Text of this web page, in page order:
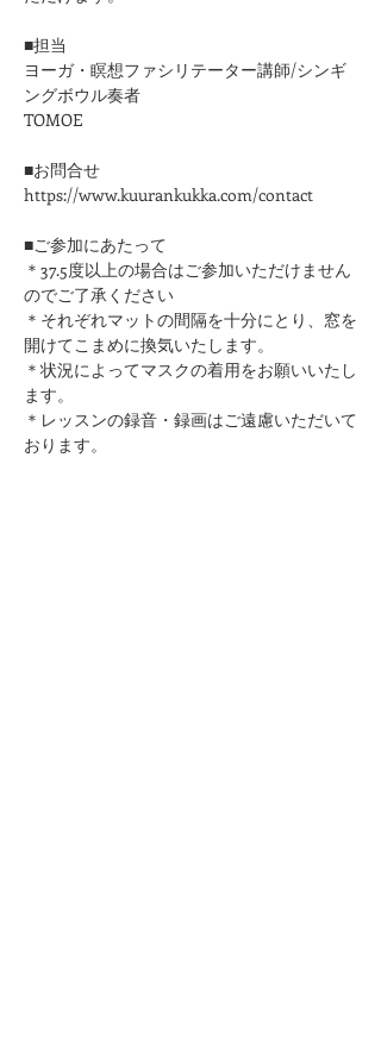
■担当
ヨーガ・瞑想ファシリテーター講師/シンギ
ングボウル奏者
TOMOE
■お問合せ
https://www.kuurankukka.com/contact
■ご参加にあたって
＊37.5度以上の場合はご参加いただけません
のでご了承ください
​＊それぞれマットの間隔を十分にとり、窓を
開けてこまめに換気いたします。
＊状況によってマスクの着用をお願いいたし
ます。
＊レッスンの録音・録画はご遠慮いただいて
おります。